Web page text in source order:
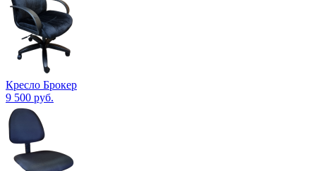
Кресло Брокер
9 500 руб.